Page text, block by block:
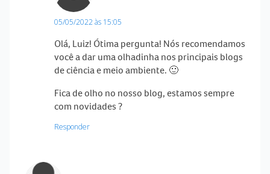
05/05/2022 às 15:05
Olá, Luiz! Ótima pergunta! Nós recomendamos
você a dar uma olhadinha nos principais blogs
de ciência e meio ambiente. 🙂
Fica de olho no nosso blog, estamos sempre
com novidades ?
Responder